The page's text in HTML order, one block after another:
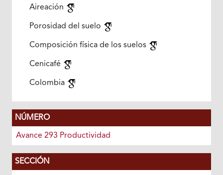
Aireación
Porosidad del suelo
Composición física de los suelos
Cenicafé
Colombia
NÚMERO
Avance 293 Productividad
SECCIÓN